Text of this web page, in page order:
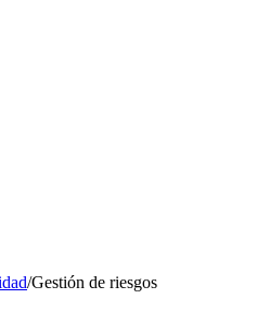
/Gestión de riesgos